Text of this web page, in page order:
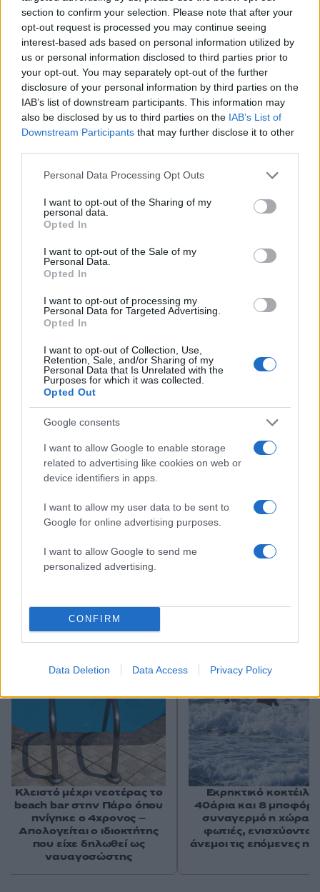
section to confirm your selection. Please note that after your
opt-out request is processed you may continue seeing
interest-based ads based on personal information utilized by
us or personal information disclosed to third parties prior to
your opt-out. You may separately opt-out of the further
disclosure of your personal information by third parties on the
IAB’s list of downstream participants. This information may
also be disclosed by us to third parties on the IAB’s List of
Downstream Participants that may further disclose it to other
Please note that this website/app uses one or more Google
not limited to your visit or usage behaviour. You may click to
grant or deny consent to Google and its third-party tags to
use your data for below specified purposes in below Google
consent section.
Personal Data Processing Opt Outs
I want to opt-out of the Sharing of my
personal data.
Opted In
I want to opt-out of the Sale of my
Personal Data.
Opted In
I want to opt-out of processing my
Personal Data for Targeted Advertising.
Opted In
I want to opt-out of Collection, Use,
Retention, Sale, and/or Sharing of my
Personal Data that Is Unrelated with the
Purposes for which it was collected.
Opted Out
Google consents
I want to allow Google to enable storage
related to advertising like cookies on web or
device identifiers in apps.
I want to allow my user data to be sent to
Google for online advertising purposes.
I want to allow Google to send me
personalized advertising.
CONFIRM
Data Deletion Data Access Privacy Policy
ενέργειες όλων των εμπλεκόμενων υπηρεσιών,
σε επιχειρησιακή συνεργασία με το
EUROCONTROL. Η Ομάδα βρισκόταν σε διαρκή
συντονισμό και με τις υπηρεσίες εσωτερικής
ασφάλειας καθώς και με τις ένοπλες δυνάμεις».
«Η κανονικότητα στις συχνότητες και τις
τηλεπικοινωνίες επανήλθε ξαφνικά λες και
απελευθερώθηκαν» λέει στα Νέα ο
Κωνσταντίνος Κανδεράκης, έμπειρος
ηλεκτρονικός της ΥΠΑ και πρόεδρος της
Ασφάλειας Εναέριας Κυκλοφορίας.
Ο ίδιος πρόσθεσε πως το όλο πρόβλημα
προήλθε από κάποιον «εξωγενή παράγοντα,
να εντοπιστεί, και όχι από το εσωτερικό της ΥΠΑ,
της οποίας τα συστήματα άντεξαν στον μεγάλο
όγκο πληροφορίας που δέχτηκαν».
Κλειστό μέχρι νεοτέρας το
beach bar στην Πάρο όπου
πνίγηκε ο 4χρονος –
Απολογείται ο ιδιοκτήτης
που είχε δηλωθεί ως
ναυαγοσώστης
Εκρηκτικό κοκτέιλ
40άρια και 8 μποφόρ
συναγερμό η χώρα
φωτιές, ενισχύονται
άνεμοι τις επόμενες